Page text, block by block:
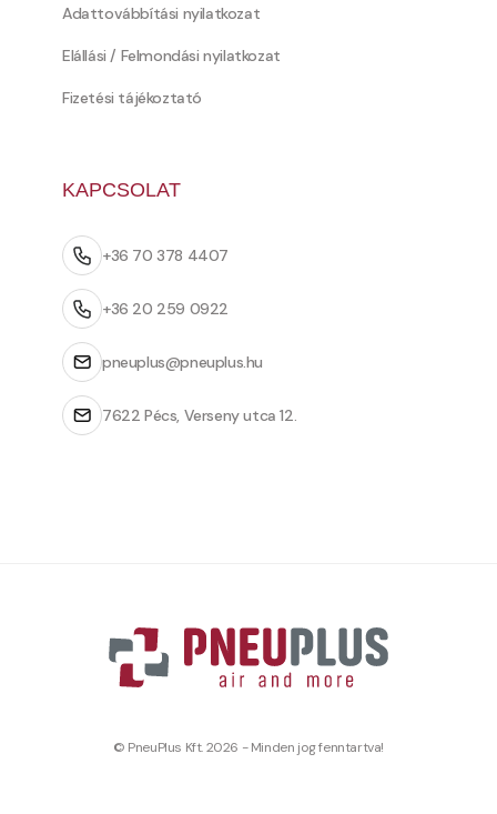
Adattovábbítási nyilatkozat
Elállási / Felmondási nyilatkozat
Fizetési tájékoztató
KAPCSOLAT
+36 70 378 4407
+36 20 259 0922
pneuplus@pneuplus.hu
7622 Pécs, Verseny utca 12.
© PneuPlus Kft. 2026 - Minden jog fenntartva!